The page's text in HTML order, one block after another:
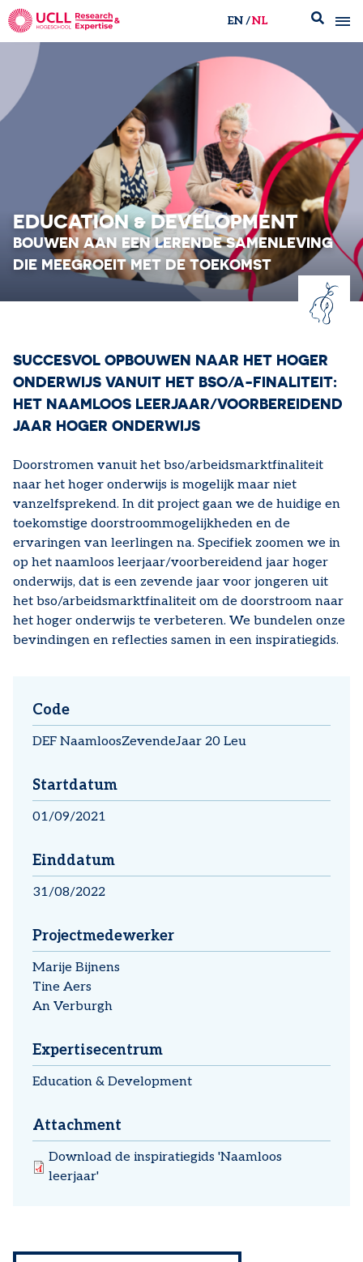
UCLL Research & Expertise
EN NL
EDUCATION & DEVELOPMENT
BOUWEN AAN EEN LERENDE SAMENLEVING​
DIE MEEGROEIT MET DE TOEKOMST
SUCCESVOL OPBOUWEN NAAR HET HOGER
ONDERWIJS VANUIT HET BSO/A-FINALITEIT:
HET NAAMLOOS LEERJAAR/VOORBEREIDEND
JAAR HOGER ONDERWIJS
Doorstromen vanuit het bso/arbeidsmarktfinaliteit
naar het hoger onderwijs is mogelijk maar niet
vanzelfsprekend. In dit project gaan we de huidige en
toekomstige doorstroommogelijkheden en de
ervaringen van leerlingen na. Specifiek zoomen we in
op het naamloos leerjaar/voorbereidend jaar hoger
onderwijs, dat is een zevende jaar voor jongeren uit
het bso/arbeidsmarktfinaliteit om de doorstroom naar
het hoger onderwijs te verbeteren. We bundelen onze
bevindingen en reflecties samen in een inspiratiegids.
Code
DEF NaamloosZevendeJaar 20 Leu
Startdatum
01/09/2021
Einddatum
31/08/2022
Projectmedewerker
Marije Bijnens
Tine Aers
An Verburgh
Expertisecentrum
Education & Development
Attachment
Download de inspiratiegids 'Naamloos
leerjaar'